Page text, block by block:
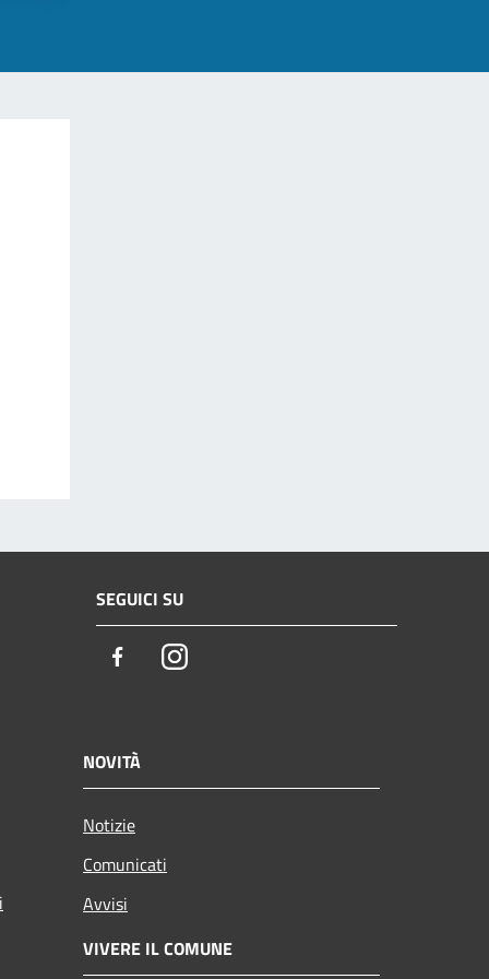
SEGUICI SU
FacebookInstagram
NOVITÀ
Notizie
Comunicati
Avvisi
VIVERE IL COMUNE